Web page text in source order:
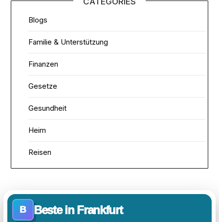
Blogs
Familie & Unterstützung
Finanzen
Gesetze
Gesundheit
Heim
Reisen
B Beste in Frankfurt